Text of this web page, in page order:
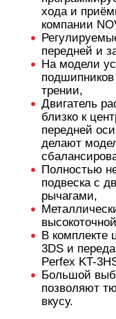
хода и
компании
передней и
На модели
трении,
Двигатель
близко к
передней
делают
Полностью
подвеска с
рычагами,
В комплекте
3DS и
Perfex KT-
Большой
позволяют
вкусу.